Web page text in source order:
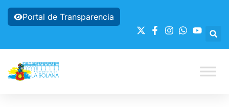
Portal de Transparencia